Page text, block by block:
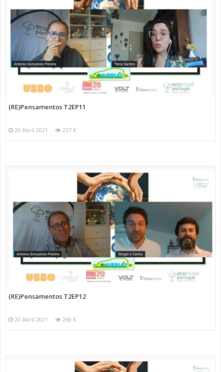
(RE)Pensamentos T2EP11
20 Abril 2021 257 K
(RE)Pensamentos T2EP12
20 Abril 2021 260 K